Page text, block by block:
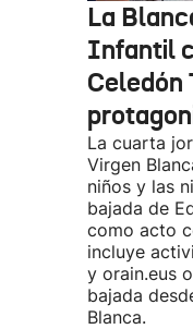
La
Infantil
Celedón
La cuarta
Virgen
niños y las
bajada de
como acto
incluye
y orain.eus
bajada
Blanca.